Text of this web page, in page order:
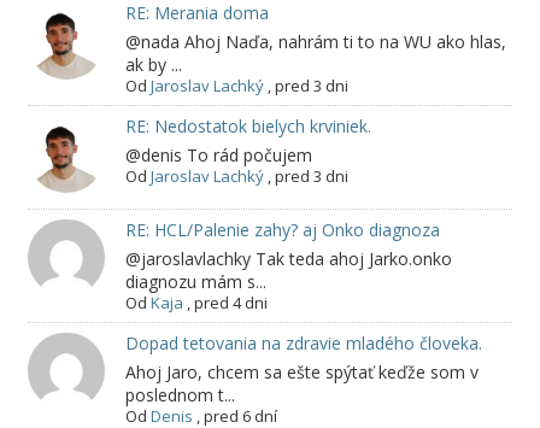
RE: Merania doma
@nada Ahoj Naďa, nahrám ti to na WU ako hlas,
ak by ...
Od Jaroslav Lachký,pred 3 dni
RE: Nedostatok bielych krviniek.
@denis To rád počujem
Od Jaroslav Lachký,pred 3 dni
RE: HCL/Palenie zahy? aj Onko diagnoza
@jaroslavlachky Tak teda ahoj Jarko.onko
diagnozu mám s...
Od Kaja ,pred 4 dni
Dopad tetovania na zdravie mladého človeka.
Ahoj Jaro, chcem sa ešte spýtať keďže som v
poslednom t...
Od Denis ,pred 6 dní